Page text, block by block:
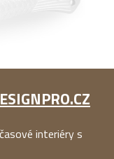
interiéry s